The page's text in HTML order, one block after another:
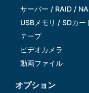
サーバー / RAID /
USBメモリ / SDカー
テープ
ビデオカメラ
動画ファイル
オプション